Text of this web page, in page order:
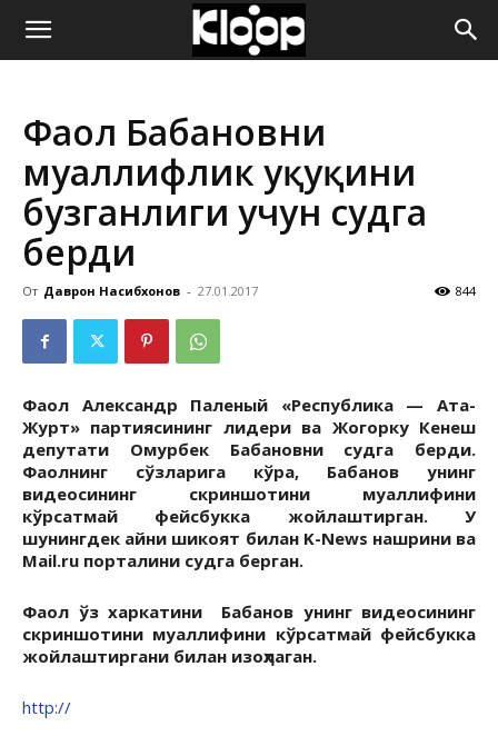
ҚИРҒИЗИСТОН
ЯНГИЛИКЛАРИ
Фаол Бабановни
муаллифлик ҳуқуқини
бузганлиги учун судга
берди
От Даврон Насибхонов - 27.01.2017 844
Фаол Александр Паленый «Республика — Ата-
Журт» партиясининг лидери ва Жогорку Кенеш
депутати Омурбек Бабановни судга берди.
Фаолнинг сўзларига кўра, Бабанов унинг
видеосининг скриншотини муаллифини
кўрсатмай фейсбукка жойлаштирган. У
шунингдек айни шикоят билан K-News нашрини ва
Mail.ru порталини судга берган.
Фаол ўз харкатини Бабанов унинг видеосининг
скриншотини муаллифини кўрсатмай фейсбукка
жойлаштиргани билан изоҳлаган.
http://